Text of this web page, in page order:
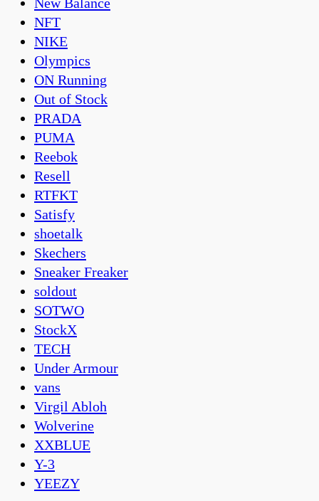
NFT
NIKE
Olympics
ON Running
Out of Stock
PRADA
PUMA
Reebok
Resell
RTFKT
Satisfy
shoetalk
Skechers
Sneaker Freaker
soldout
SOTWO
StockX
TECH
Under Armour
vans
Virgil Abloh
Wolverine
XXBLUE
Y-3
YEEZY